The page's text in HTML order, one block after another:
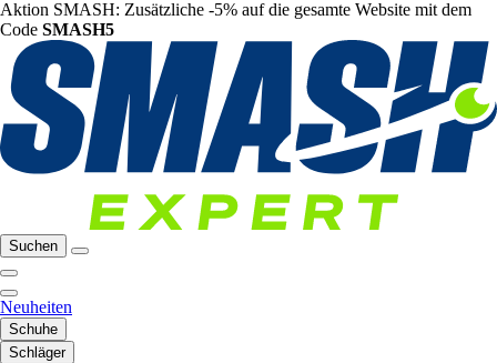
Aktion SMASH: Zusätzliche -5% auf die gesamte Website mit dem
Code SMASH5
Suchen
Neuheiten
Schuhe
Schläger